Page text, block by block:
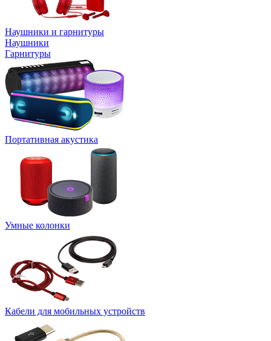
Наушники и гарнитуры
Наушники
Гарнитуры
Портативная акустика
Умные колонки
Кабели для мобильных устройств